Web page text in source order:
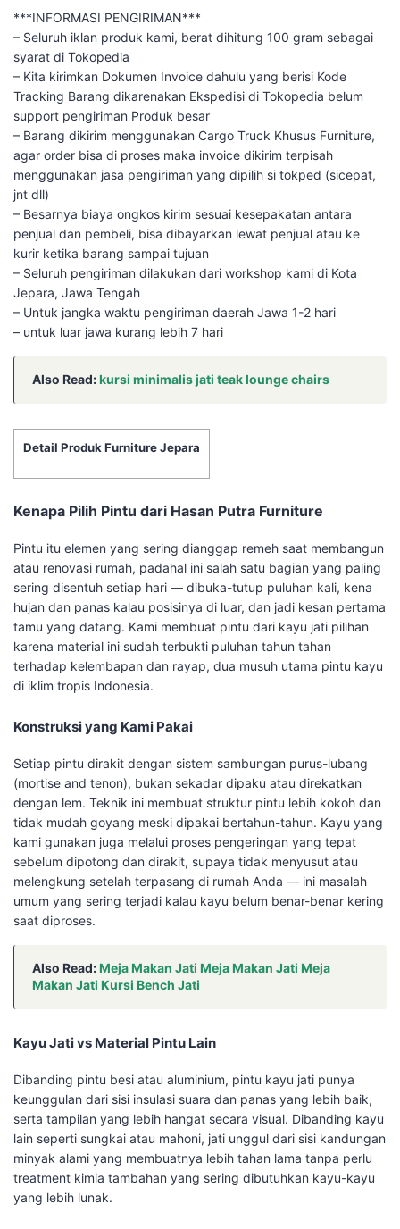
***INFORMASI PENGIRIMAN***
– Seluruh iklan produk kami, berat dihitung 100 gram sebagai
syarat di Tokopedia
– Kita kirimkan Dokumen Invoice dahulu yang berisi Kode
Tracking Barang dikarenakan Ekspedisi di Tokopedia belum
support pengiriman Produk besar
– Barang dikirim menggunakan Cargo Truck Khusus Furniture,
agar order bisa di proses maka invoice dikirim terpisah
menggunakan jasa pengiriman yang dipilih si tokped (sicepat,
jnt dll)
– Besarnya biaya ongkos kirim sesuai kesepakatan antara
penjual dan pembeli, bisa dibayarkan lewat penjual atau ke
kurir ketika barang sampai tujuan
– Seluruh pengiriman dilakukan dari workshop kami di Kota
Jepara, Jawa Tengah
– Untuk jangka waktu pengiriman daerah Jawa 1-2 hari
– untuk luar jawa kurang lebih 7 hari
Also Read:kursi minimalis jati teak lounge chairs
Detail Produk Furniture Jepara
Kenapa Pilih Pintu dari Hasan Putra Furniture
Pintu itu elemen yang sering dianggap remeh saat membangun
atau renovasi rumah, padahal ini salah satu bagian yang paling
sering disentuh setiap hari — dibuka-tutup puluhan kali, kena
hujan dan panas kalau posisinya di luar, dan jadi kesan pertama
tamu yang datang. Kami membuat pintu dari kayu jati pilihan
karena material ini sudah terbukti puluhan tahun tahan
terhadap kelembapan dan rayap, dua musuh utama pintu kayu
di iklim tropis Indonesia.
Konstruksi yang Kami Pakai
Setiap pintu dirakit dengan sistem sambungan purus-lubang
(mortise and tenon), bukan sekadar dipaku atau direkatkan
dengan lem. Teknik ini membuat struktur pintu lebih kokoh dan
tidak mudah goyang meski dipakai bertahun-tahun. Kayu yang
kami gunakan juga melalui proses pengeringan yang tepat
sebelum dipotong dan dirakit, supaya tidak menyusut atau
melengkung setelah terpasang di rumah Anda — ini masalah
umum yang sering terjadi kalau kayu belum benar-benar kering
saat diproses.
Also Read:Meja Makan Jati Meja Makan Jati Meja
Makan Jati Kursi Bench Jati
Kayu Jati vs Material Pintu Lain
Dibanding pintu besi atau aluminium, pintu kayu jati punya
keunggulan dari sisi insulasi suara dan panas yang lebih baik,
serta tampilan yang lebih hangat secara visual. Dibanding kayu
lain seperti sungkai atau mahoni, jati unggul dari sisi kandungan
minyak alami yang membuatnya lebih tahan lama tanpa perlu
treatment kimia tambahan yang sering dibutuhkan kayu-kayu
yang lebih lunak.